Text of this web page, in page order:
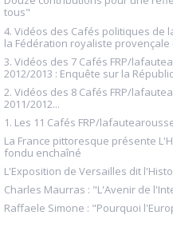
tous"
4. Vidéos des Cafés politiques
la Fédération royaliste provençale
3. Vidéos des 7 Cafés FRP/
2012/2013 : Enquête sur la
2. Vidéos des 8 Cafés FRP/
2011/2012...
1. Les 11 Cafés FRP/
La France pittoresque présente
fondu enchaîné
L'Exposition de Versailles dit
Charles Maurras : "L'Avenir de
Raffaele Simone : "Pourquoi